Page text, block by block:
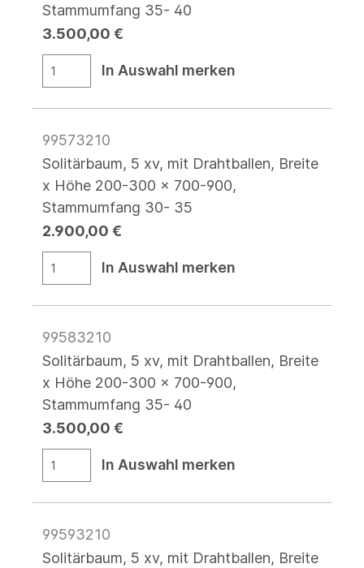
Stammumfang 35- 40
3.500,00 €
In Auswahl merken
99573210
Solitärbaum, 5 xv, mit Drahtballen, Breite
x Höhe 200-300 x 700-900,
Stammumfang 30- 35
2.900,00 €
In Auswahl merken
99583210
Solitärbaum, 5 xv, mit Drahtballen, Breite
x Höhe 200-300 x 700-900,
Stammumfang 35- 40
3.500,00 €
In Auswahl merken
99593210
Solitärbaum, 5 xv, mit Drahtballen, Breite